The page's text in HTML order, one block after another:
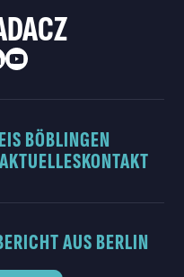
BÖBLINGEN
AKTUELLESKONTAKT
AUS BERLIN